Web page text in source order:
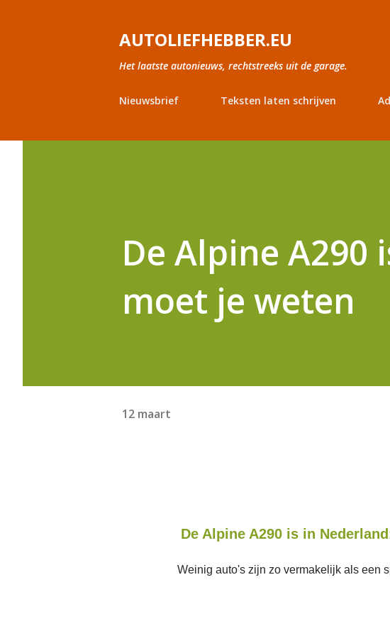
AUTOLIEFHEBBER.EU
Het laatste autonieuws, rechtstreeks uit de garage.
Nieuwsbrief Teksten laten schrijven
De Alpine
moet je weten
12 maart
De Alpine A290 is in
Weinig auto's zijn zo vermakelijk als een